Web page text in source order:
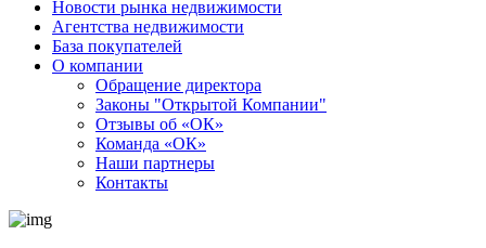
Новости рынка недвижимости
Агентства недвижимости
База покупателей
О компании
Обращение директора
Законы "Открытой Компании"
Отзывы об «ОК»
Команда «ОК»
Наши партнеры
Контакты